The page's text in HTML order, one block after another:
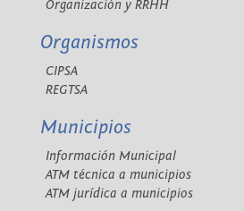
Organización y RRHH
Organismos
CIPSA
REGTSA
Municipios
Información Municipal
ATM técnica a municipios
ATM jurídica a municipios